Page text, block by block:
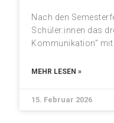
Nach den
Schüler:innen das
Kommunikation”
MEHR LESEN »
15. Februar 2026